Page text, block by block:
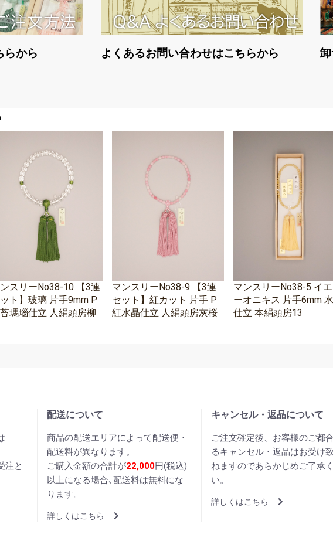
らから よくあるお問い合わせはこちらから
スリーNo38-10 【3連
ト】玻璃 片手9mm P
瑪瑙仕立 人絹頭房柳
マンスリーNo38-9 【3連
セット】紅カット 片手 P
紅水晶仕立 人絹頭房灰桜
マンスリーNo38-5 イ
ーオニキス 片手6mm
仕立 本絹頭房13
注と
配送について
商品の配送エリアによって配送便・
配送料が異なります。
ご購入金額の合計が22,000円(税込)
以上になる場合､配送料は無料にな
ります。
詳しくはこちら
キャンセル・返品について
ご注文確定後、お客様のご都
るキャンセル・返品はお受け
ねますのであらかじめご了承
い。
詳しくはこちら